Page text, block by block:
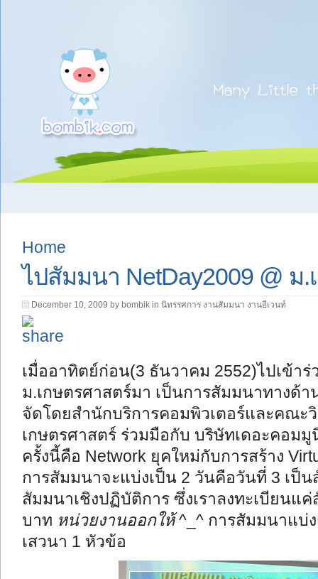
Home
ไปสัมมนา NetDay2009 @ ม
December 10, 2009 by bombik in นิทรรศการ งานสัมมนา งานอีเวนท์
เมื่ออาทิตย์ก่อน(3 ธันวาคม 2552)ไปเข้า
ม.เกษตรศาสตร์มา เป็นการสัมมนาทางด้
จัดโดยสำนักบริการคอมพิวเตอร์และคณะ
เกษตรศาสตร์ ร่วมมือกับ บริษัทเดอะคอม
ครั้งนี้คือ Network ยุคใหม่กับการสร้าง
การสัมมนาจะแบ่งเป็น 2 วันคือวันที่ 3 เป็
สัมมนาเชิงปฏิบัติการ ซึ่งเราลงทะเบียนแ
บาท หน่วยงานออกให้^_^ การสัมมนาแบ่
เสวนา 1 หัวข้อ